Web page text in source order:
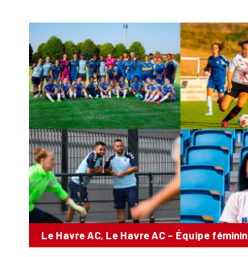
Le Havre AC, Le Havre AC - Équipe